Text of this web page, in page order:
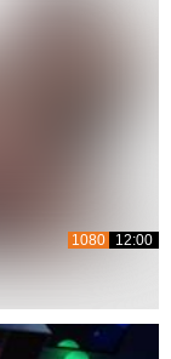
1080 12:00